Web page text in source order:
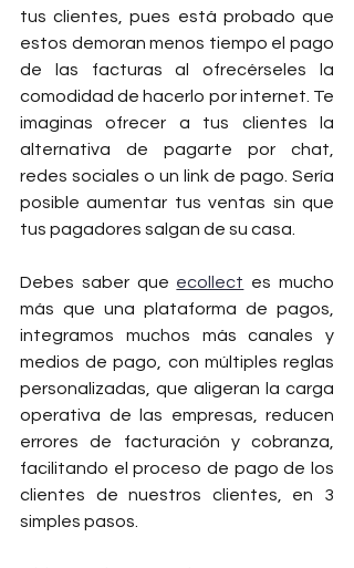
tus clientes, pues está probado que
estos demoran menos tiempo el pago
de las facturas al ofrecérseles la
comodidad de hacerlo por internet. Te
imaginas ofrecer a tus clientes la
alternativa de pagarte por chat,
redes sociales o un link de pago. Sería
posible aumentar tus ventas sin que
tus pagadores salgan de su casa.
Debes saber que ecollect es mucho
más que una plataforma de pagos,
integramos muchos más canales y
medios de pago, con múltiples reglas
personalizadas, que aligeran la carga
operativa de las empresas, reducen
errores de facturación y cobranza,
facilitando el proceso de pago de los
clientes de nuestros clientes, en 3
simples pasos.